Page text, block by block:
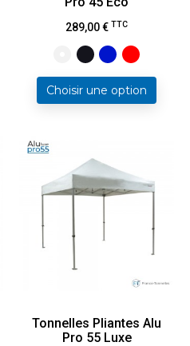
Prix
289,00 € TTC
Choisir une option
Tonnelles Pliantes Alu
Pro 55 Luxe